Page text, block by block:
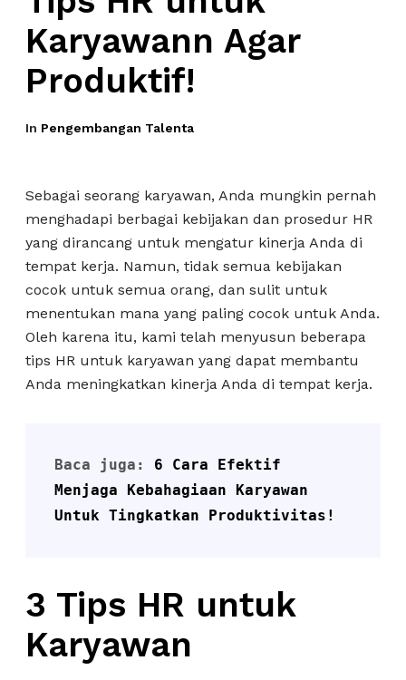
Karyawann Agar
Produktif!
In Pengembangan Talenta
Sebagai seorang karyawan, Anda mungkin pernah
menghadapi berbagai kebijakan dan prosedur HR
yang dirancang untuk mengatur kinerja Anda di
tempat kerja. Namun, tidak semua kebijakan
cocok untuk semua orang, dan sulit untuk
menentukan mana yang paling cocok untuk Anda.
Oleh karena itu, kami telah menyusun beberapa
tips HR untuk karyawan yang dapat membantu
Anda meningkatkan kinerja Anda di tempat kerja.
Baca juga: 6 Cara Efektif
Menjaga Kebahagiaan Karyawan
Untuk Tingkatkan Produktivitas!
3 Tips HR untuk
Karyawan